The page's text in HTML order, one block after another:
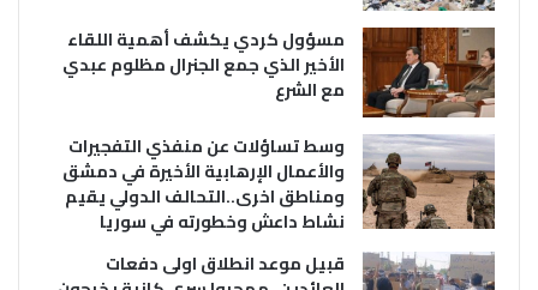
مسؤول كردي يكشف أهمية اللقاء
الأخير الذي جمع الجنرال مظلوم عبدي
مع الشرع
وسط تساؤلات عن منفذي التفجيرات
والأعمال الإرهابية الأخيرة في دمشق
ومناطق اخرى..التحالف الدولي يقيم
نشاط داعش وخطورته في سوريا
قبيل موعد انطلاق اولى دفعات